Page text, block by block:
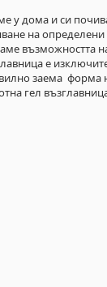
у дома и си
на определени
възможността
е
заема форма
гел